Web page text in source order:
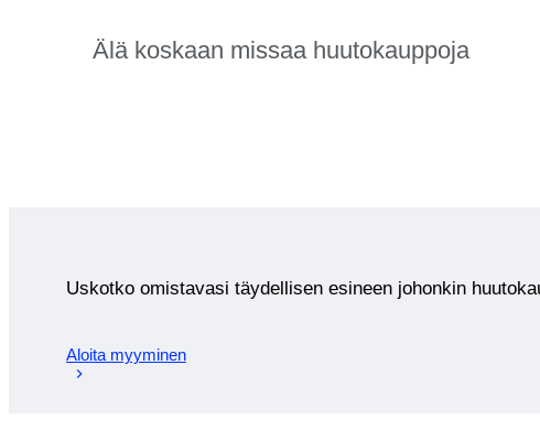
Älä koskaan missaa huutokauppoja
Uskotko omistavasi täydellisen esineen johonkin
Aloita myyminen